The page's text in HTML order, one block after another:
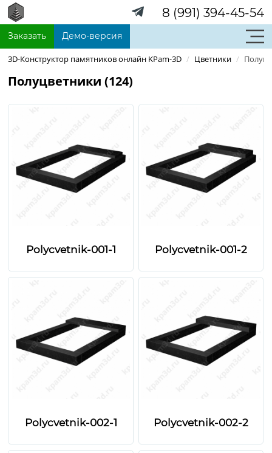
8 (991) 394-45-54
Заказать Демо-версия
3D-Конструктор памятников онлайн KPam-3D / Цветники /
Полуцветники (124)
Polycvetnik-001-1 Polycvetnik-001-2
Polycvetnik-002-1 Polycvetnik-002-2